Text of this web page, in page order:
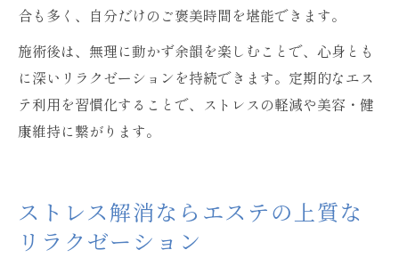
合も多く、自分だけのご褒美時間を堪能できます。
施術後は、無理に動かず余韻を楽しむことで、心身とも
に深いリラクゼーションを持続できます。定期的なエス
テ利用を習慣化することで、ストレスの軽減や美容・健
康維持に繋がります。
ストレス解消ならエステの上質な
リラクゼーション